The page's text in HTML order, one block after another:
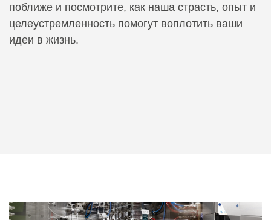
поближе и посмотрите, как наша страсть, опыт и
целеустремленность помогут воплотить ваши
идеи в жизнь.